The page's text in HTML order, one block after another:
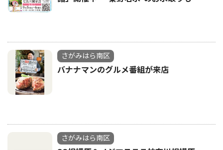
さがみはら南区
バナナマンのグルメ番組が来店
さがみはら南区